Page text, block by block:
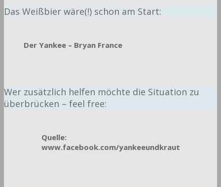
Das Weißbier wäre(!) schon am Start:
Der Yankee – Bryan France
Wer zusätzlich helfen möchte die Situation zu
überbrücken – feel free:
Quelle:
www.facebook.com/yankeeundkraut